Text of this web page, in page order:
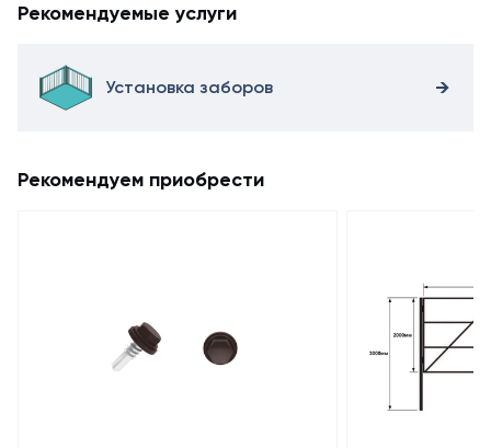
Рекомендуемые услуги
Установка заборов
Рекомендуем приобрести